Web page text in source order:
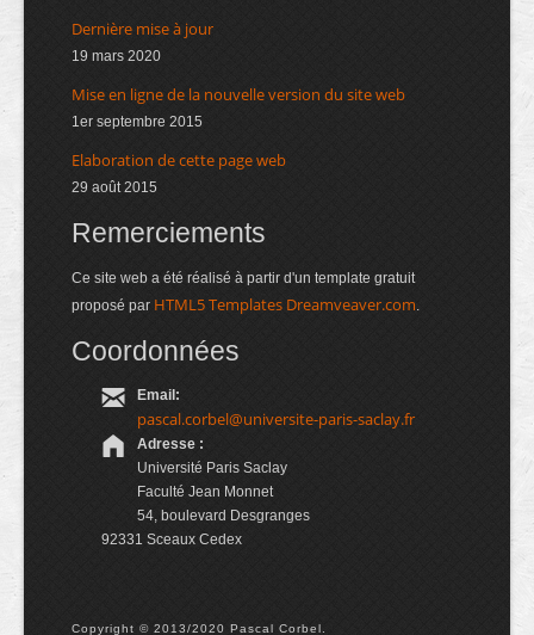
Dernière mise à jour
19 mars 2020
Mise en ligne de la nouvelle version du site web
1er septembre 2015
Elaboration de cette page web
29 août 2015
Remerciements
Ce site web a été réalisé à partir d'un template gratuit
proposé par HTML5 Templates Dreamveaver.com.
Coordonnées
Email:
pascal.corbel@universite-paris-saclay.fr
Adresse :
Université Paris Saclay
Faculté Jean Monnet
54, boulevard Desgranges
92331 Sceaux Cedex
Copyright © 2013/2020 Pascal Corbel.